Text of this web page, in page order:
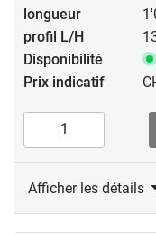
Afficher les détails